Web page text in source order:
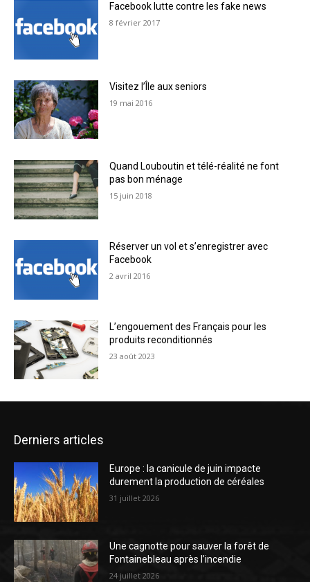
Facebook lutte contre les fake news
8 février 2017
Visitez l’Île aux seniors
19 mai 2016
Quand Louboutin et télé-réalité ne font
pas bon ménage
15 juin 2018
Réserver un vol et s’enregistrer avec
Facebook
2 avril 2016
L’engouement des Français pour les
produits reconditionnés
23 août 2023
Derniers articles
Europe : la canicule de juin impacte
durement la production de céréales
31 juillet 2026
Une cagnotte pour sauver la forêt de
Fontainebleau après l’incendie
24 juillet 2026